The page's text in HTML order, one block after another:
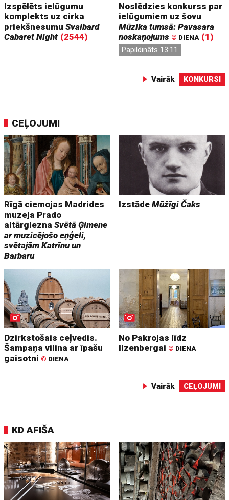
Izspēlēts ielūgumu
komplekts uz cirka
priekšnesumuSvalbard
Cabaret Night (2544)
Noslēdzies konkurss par
ielūgumiem uz šovu
Mūzika tumsā: Pavasara
noskaņojums © DIENA (1)
Papildināts 13:11
Vairāk KONKURSI
CEĻOJUMI
Rīgā ciemojas Madrides
muzeja Prado
altārgleznaSvētā Ģimene
ar muzicējošo eņģeli,
svētajām Katrīnu un
Barbaru
IzstādeMūžīgi Čaks
Dzirkstošais ceļvedis.
Šampaņa vilina ar īpašu
gaisotni © DIENA
No Pakrojas līdz
Ilzenbergai © DIENA
Vairāk CEĻOJUMI
KD AFIŠA